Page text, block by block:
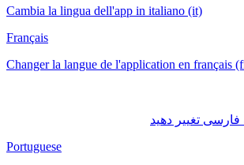
Cambia la lingua dell'app in italiano (it)
Français
Changer la langue de l'application en français
Portuguese